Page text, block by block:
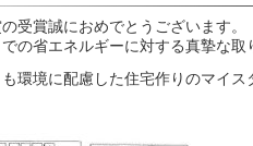
受賞誠におめでとうございます。
の省エネルギーに対する真摯な取
環境に配慮した住宅作りのマイス